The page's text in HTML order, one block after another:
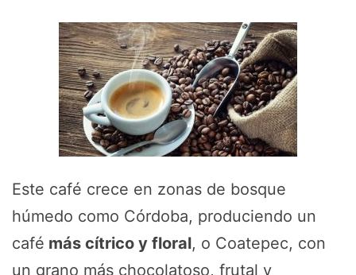
Este café crece en zonas de bosque
húmedo como Córdoba, produciendo un
café más cítrico y floral, o Coatepec, con
un grano más chocolatoso, frutal y